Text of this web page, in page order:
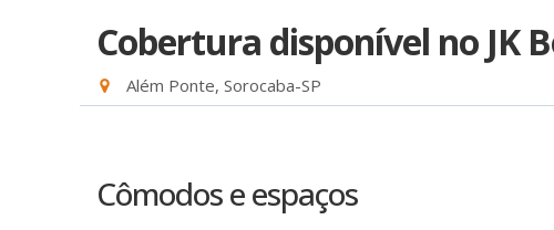
Cobertura disponível no JK
Além Ponte, Sorocaba-SP
Cômodos e espaços